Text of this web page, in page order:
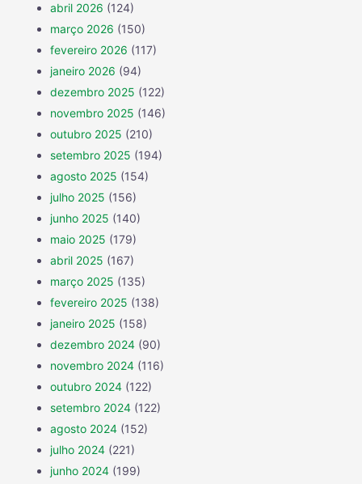
abril 2026 (124)
março 2026 (150)
fevereiro 2026 (117)
janeiro 2026 (94)
dezembro 2025 (122)
novembro 2025 (146)
outubro 2025 (210)
setembro 2025 (194)
agosto 2025 (154)
julho 2025 (156)
junho 2025 (140)
maio 2025 (179)
abril 2025 (167)
março 2025 (135)
fevereiro 2025 (138)
janeiro 2025 (158)
dezembro 2024 (90)
novembro 2024 (116)
outubro 2024 (122)
setembro 2024 (122)
agosto 2024 (152)
julho 2024 (221)
junho 2024 (199)